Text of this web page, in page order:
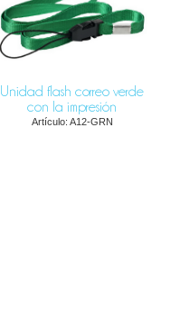
Unidad flash correo verde
con la impresión
Artículo: A12-GRN